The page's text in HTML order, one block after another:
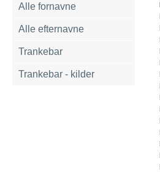
Alle fornavne
Alle efternavne
Trankebar
Trankebar - kilder